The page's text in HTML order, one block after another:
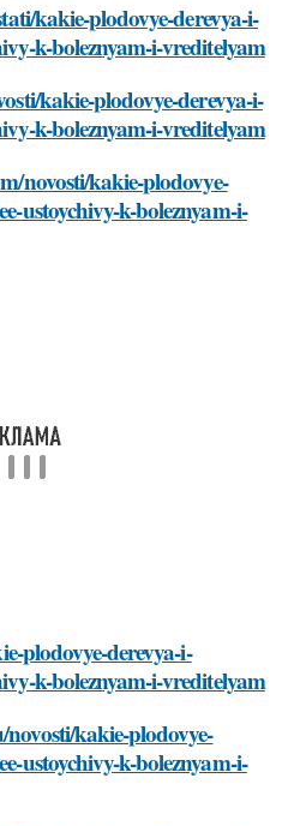
kakie-plodovye-derevya-i-
k-boleznyam-i-vreditelyam
kakie-plodovye-derevya-i-
k-boleznyam-i-vreditelyam
novosti/kakie-plodovye-
ustoychivy-k-boleznyam-i-
plodovye-derevya-i-
k-boleznyam-i-vreditelyam
kakie-plodovye-
ustoychivy-k-boleznyam-i-